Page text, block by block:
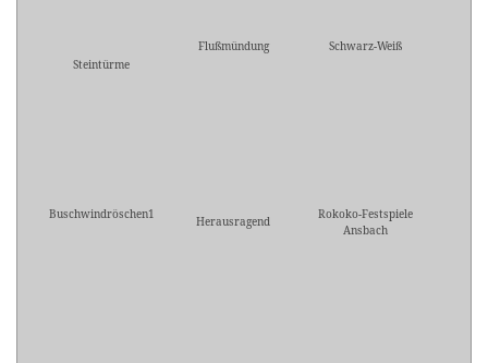
Steintürme
Flußmündung Schwarz-Weiß
Buschwindröschen1 Herausragend
Rokoko-Festspiele
Ansbach